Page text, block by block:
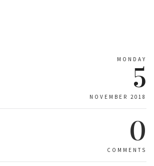
MONDAY
5
NOVEMBER 2018
0
COMMENTS